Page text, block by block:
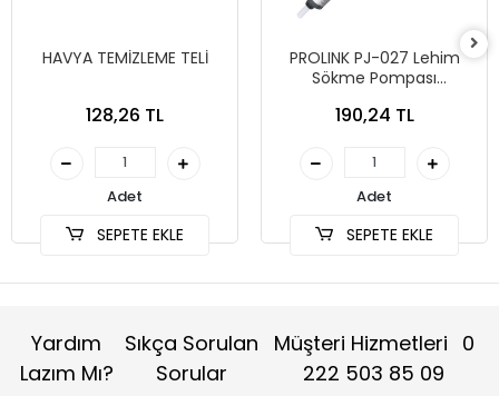
HAVYA TEMİZLEME TELİ
128,26 TL
Adet
SEPETE EKLE
PROLINK PJ-027 Lehim
Sökme Pompası
190,24 TL
Adet
SEPETE EKLE
Yardım
Lazım Mı?
Sıkça Sorulan
Sorular
Müşteri Hizmetleri 0
222 503 85 09